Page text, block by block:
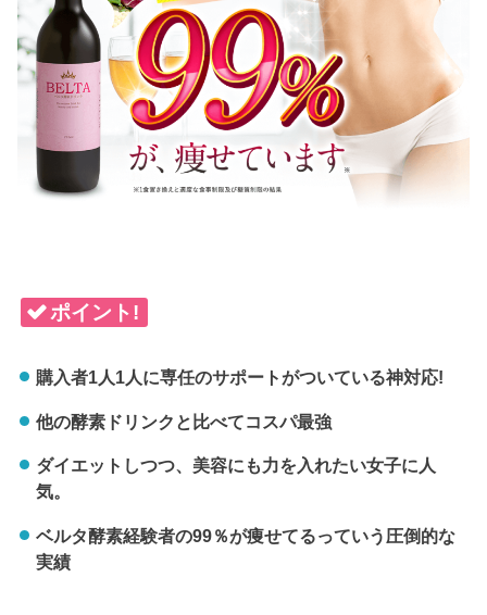
ポイント!
購入者1人1人に専任のサポートがついている神対応!
他の酵素ドリンクと比べてコスパ最強
ダイエットしつつ、美容にも力を入れたい女子に人
気。
ベルタ酵素経験者の99％が痩せてるっていう圧倒的な
実績